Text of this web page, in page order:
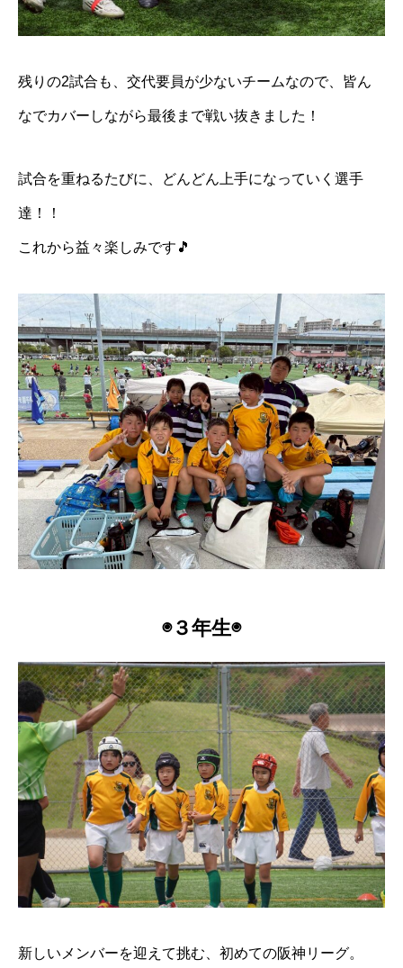
残りの2試合も、交代要員が少ないチームなので、皆ん
なでカバーしながら最後まで戦い抜きました！
試合を重ねるたびに、どんどん上手になっていく選手
達！！
これから益々楽しみです🎵
◉３年生◉
新しいメンバーを迎えて挑む、初めての阪神リーグ。